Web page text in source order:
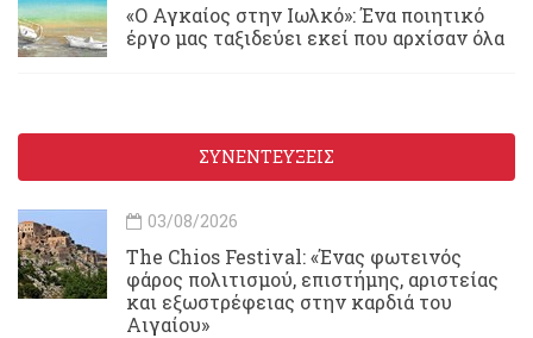
«Ο Αγκαίος στην Ιωλκό»: Ένα ποιητικό
έργο μας ταξιδεύει εκεί που αρχίσαν όλα
ΣΥΝΕΝΤΕΥΞΕΙΣ
03/08/2026
Τhe Chios Festival: «Ένας φωτεινός
φάρος πολιτισμού, επιστήμης, αριστείας
και εξωστρέφειας στην καρδιά του
Αιγαίου»